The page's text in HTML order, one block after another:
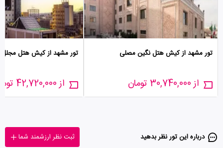
تور مشهد از کیش هتل نگین مصلی
از 30,740,000 تومان
تور مشهد از کیش هتل
از 42,720,000 تومان
درباره این تور‌ نظر بدهید ثبت نظر ارزشمند شما